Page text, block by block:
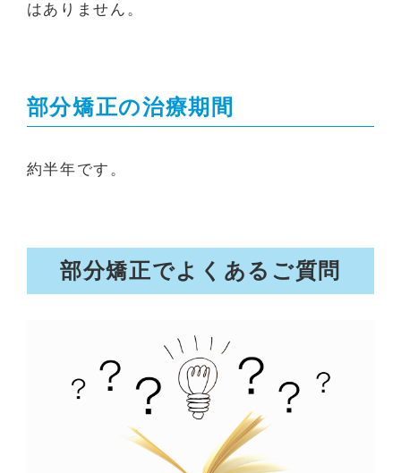
はありません。
部分矯正の治療期間
約半年です。
部分矯正でよくあるご質問